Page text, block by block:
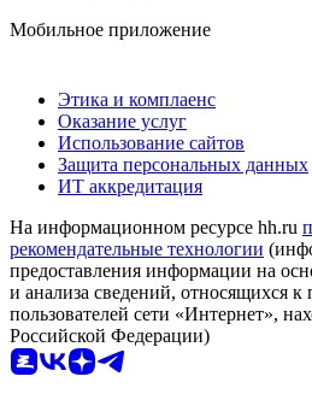
Мобильное приложение
Этика и комплаенс
Оказание услуг
Использование сайтов
Защита персональных данных
ИТ аккредитация
На информационном ресурсе hh.ru
рекомендательные технологии
предоставления информации на
и анализа сведений, относящихся к
пользователей сети «Интернет»,
Российской Федерации)